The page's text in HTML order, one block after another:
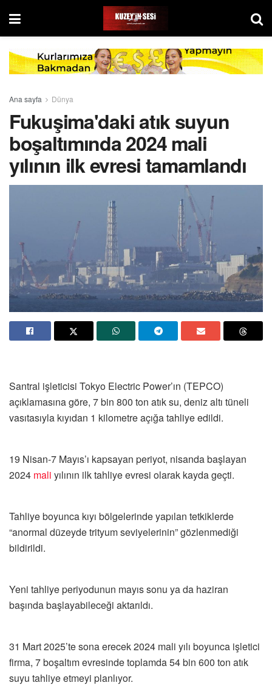
Ana sayfa Dünya
Fukuşima'daki atık suyun
boşaltımında 2024 mali
yılının ilk evresi tamamlandı
Santral işleticisi Tokyo Electric Power’ın (TEPCO)
açıklamasına göre, 7 bin 800 ton atık su, deniz altı tüneli
vasıtasıyla kıyıdan 1 kilometre açığa tahliye edildi.
19 Nisan-7 Mayıs’ı kapsayan periyot, nisanda başlayan
2024 mali yılının ilk tahliye evresi olarak kayda geçti.
Tahliye boyunca kıyı bölgelerinde yapılan tetkiklerde
“anormal düzeyde trityum seviyelerinin” gözlenmediği
bildirildi.
Yeni tahliye periyodunun mayıs sonu ya da haziran
başında başlayabileceği aktarıldı.
31 Mart 2025’te sona erecek 2024 mali yılı boyunca işletici
firma, 7 boşaltım evresinde toplamda 54 bin 600 ton atık
suyu tahliye etmeyi planlıyor.